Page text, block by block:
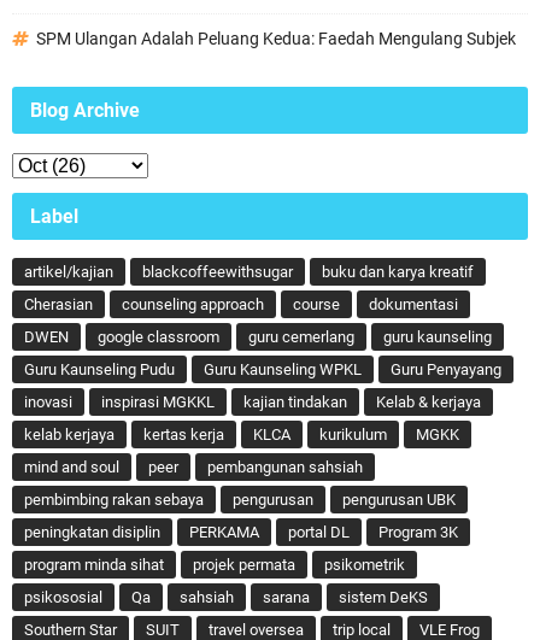
SPM Ulangan Adalah Peluang Kedua: Faedah Mengulang Subjek
Blog Archive
Label
artikel/kajian blackcoffeewithsugar
buku dan karya kreatif
Cherasian
counseling approach course
dokumentasi
DWEN
google classroom guru cemerlang
guru kaunseling
Guru Kaunseling Pudu
Guru Kaunseling WPKL
Guru Penyayang
inovasi
inspirasi MGKKL kajian tindakan
Kelab & kerjaya
kelab kerjaya
kertas kerja KLCA kurikulum
MGKK
mind and soul
peer
pembangunan sahsiah
pembimbing rakan sebaya
pengurusan
pengurusan UBK
peningkatan disiplin
PERKAMA portal DL
Program 3K
program minda sihat
projek permata
psikometrik
psikososial
Qa sahsiah sarana
sistem DeKS
Southern Star
SUIT travel oversea trip local
VLE Frog